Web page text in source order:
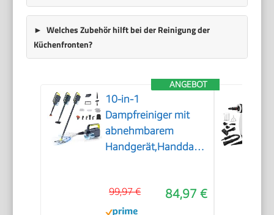
Welches Zubehör hilft bei der Reinigung der
Küchenfronten?
ANGEBOT
10-in-1
Dampfreiniger mit
abnehmbarem
Handgerät,Handdampfreiniger
84,97 €
99,97 €